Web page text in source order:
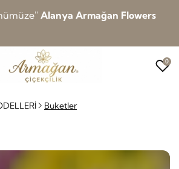
Alanya Armağan Flowers
0
Buketler